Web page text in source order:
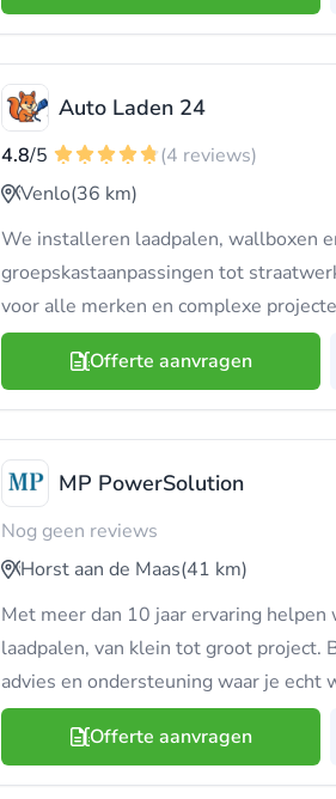
Auto Laden 24
4.8/5
(4 reviews)
Venlo(36 km)
We installeren laadpalen, wallboxen
groepskastaanpassingen tot
voor alle merken en complexe
Offerte aanvragen
MP PowerSolution
Nog geen reviews
Horst aan de Maas(41 km)
Met meer dan 10 jaar ervaring
laadpalen, van klein tot groot project.
advies en ondersteuning waar je echt
Offerte aanvragen